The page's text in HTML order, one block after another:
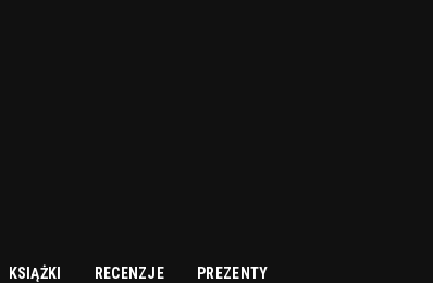
KSIĄŻKI RECENZJE PREZENTY